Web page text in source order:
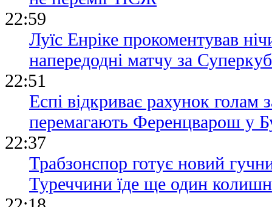
22:59
Луїс Енріке прокоментував
напередодні матчу за
22:51
Еспі відкриває рахунок голам
перемагають Ференцварош у
22:37
Трабзонспор готує новий
Туреччини їде ще один